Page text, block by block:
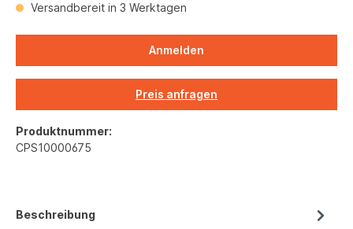
Versandbereit in 3 Werktagen
Anmelden
Preis anfragen
Produktnummer:
CPS10000675
Beschreibung